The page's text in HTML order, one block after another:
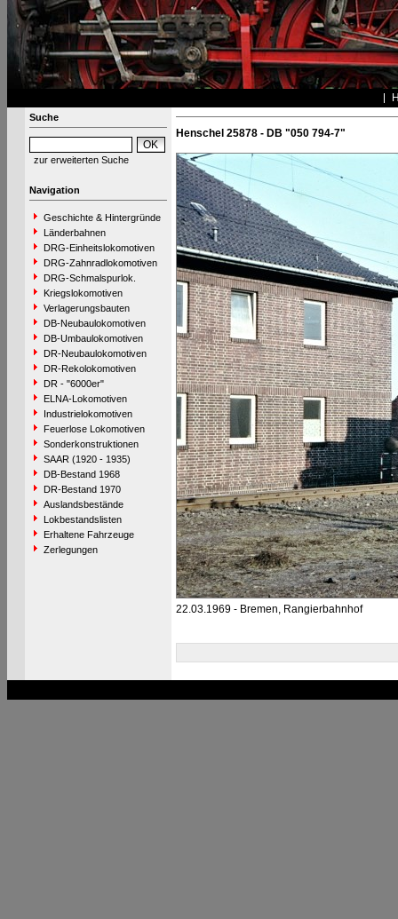
Suche
zur erweiterten Suche
Navigation
Geschichte & Hintergründe
Länderbahnen
DRG-Einheitslokomotiven
DRG-Zahnradlokomotiven
DRG-Schmalspurlok.
Kriegslokomotiven
Verlagerungsbauten
DB-Neubaulokomotiven
DB-Umbaulokomotiven
DR-Neubaulokomotiven
DR-Rekolokomotiven
DR - "6000er"
ELNA-Lokomotiven
Industrielokomotiven
Feuerlose Lokomotiven
Sonderkonstruktionen
SAAR (1920 - 1935)
DB-Bestand 1968
DR-Bestand 1970
Auslandsbestände
Lokbestandslisten
Erhaltene Fahrzeuge
Zerlegungen
Henschel 25878 - DB "050 794-7"
22.03.1969 - Bremen, Rangierbahnhof